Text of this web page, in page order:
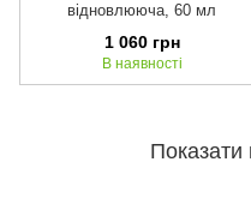
відновлююча, 60 мл
1 060 грн
В наявності
Показати